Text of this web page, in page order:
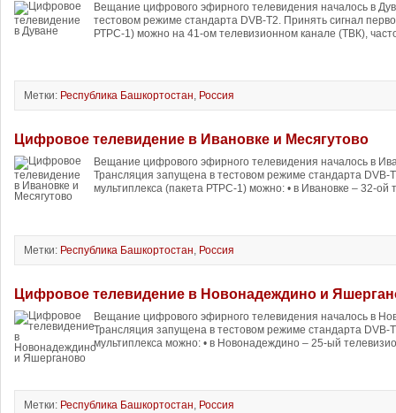
Вещание цифрового эфирного телевидения началось в
тестовом режиме стандарта DVB-T2. Принять сигнал
РТРС-1) можно на 41-ом телевизионном канале (ТВК),
Метки: Республика Башкортостан, Россия
Цифровое телевидение в Ивановке и Месягутово
Вещание цифрового эфирного телевидения началось в
Трансляция запущена в тестовом режиме стандарта DVB-
мультиплекса (пакета РТРС-1) можно: • в Ивановке – 32-ой
Метки: Республика Башкортостан, Россия
Цифровое телевидение в Новонадеждино и
Вещание цифрового эфирного телевидения началось в
Трансляция запущена в тестовом режиме стандарта DVB-
мультиплекса можно: • в Новонадеждино – 25-ый
Метки: Республика Башкортостан, Россия